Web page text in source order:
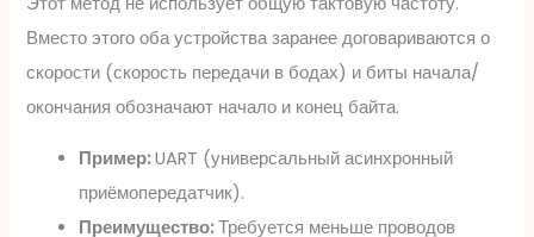
Вместо этого оба устройства заранее договариваются о
скорости (скорость передачи в бодах) и биты начала/
окончания обозначают начало и конец байта.
Пример:UART (универсальный асинхронный
приёмопередатчик).
Преимущество:Требуется меньше проводов